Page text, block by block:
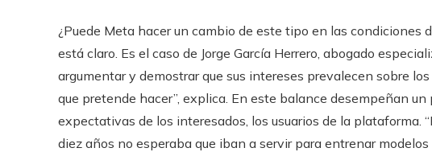
¿Puede Meta hacer un cambio de este tipo en las condiciones
está claro. Es el caso de Jorge García Herrero, abogado
argumentar y demostrar que sus intereses prevalecen sobre
que pretende hacer”, explica. En este balance desempeñan
expectativas de los interesados, los usuarios de la plataforma.
diez años no esperaba que iban a servir para entrenar